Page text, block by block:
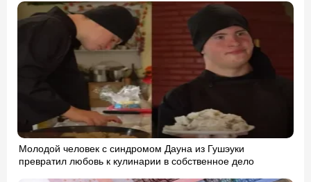
Молодой человек с синдромом Дауна из Гушэуки
превратил любовь к кулинарии в собственное дело